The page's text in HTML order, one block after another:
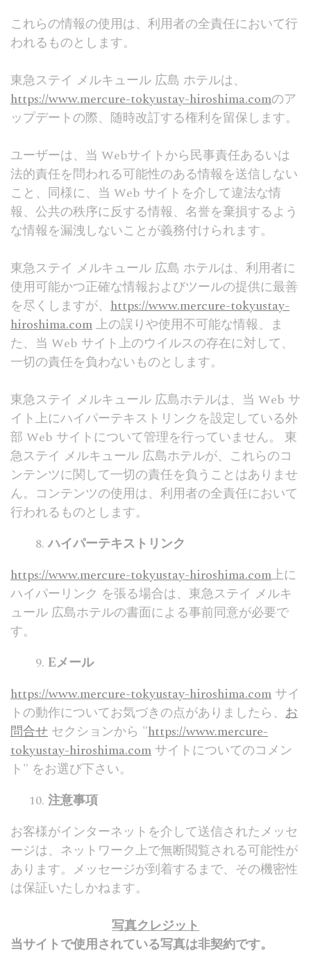
これらの情報の使用は、利用者の全責任において行
われるものとします。
東急ステイ メルキュール 広島 ホテルは、
https://www.mercure-tokyustay-hiroshima.comのア
ップデートの際、随時改訂する権利を留保します。
ユーザーは、当 Webサイトから民事責任あるいは
法的責任を問われる可能性のある情報を送信しない
こと、同様に、当 Web サイトを介して違法な情
報、公共の秩序に反する情報、名誉を棄損するよう
な情報を漏洩しないことが義務付けられます。
東急ステイ メルキュール 広島 ホテルは、利用者に
使用可能かつ正確な情報およびツールの提供に最善
を尽くしますが、 https://www.mercure-tokyustay-
hiroshima.com上の誤りや使用不可能な情報、ま
た、当 Web サイト上のウイルスの存在に対して、
一切の責任を負わないものとします。
東急ステイ メルキュール 広島ホテルは、当 Web サ
イト上にハイパーテキストリンクを設定している外
部 Web サイトについて管理を行っていません。 東
急ステイ メルキュール 広島ホテルが、これらのコ
ンテンツに関して一切の責任を負うことはありませ
ん。コンテンツの使用は、利用者の全責任において
行われるものとします。
ハイパーテキストリンク
https://www.mercure-tokyustay-hiroshima.com上に
ハイパーリンク を張る場合は、東急ステイ メルキ
ュール 広島ホテルの書面による事前同意が必要で
す。
Eメール
https://www.mercure-tokyustay-hiroshima.com サイ
トの動作についてお気づきの点がありましたら、 お
問合せ セクションから "https://www.mercure-
tokyustay-hiroshima.com サイトについてのコメン
ト" をお選び下さい。
注意事項
お客様がインターネットを介して送信されたメッセ
ージは、ネットワーク上で無断閲覧される可能性が
あります。メッセージが到着するまで、その機密性
は保証いたしかねます。
写真クレジット
当サイトで使用されている写真は非契約です。